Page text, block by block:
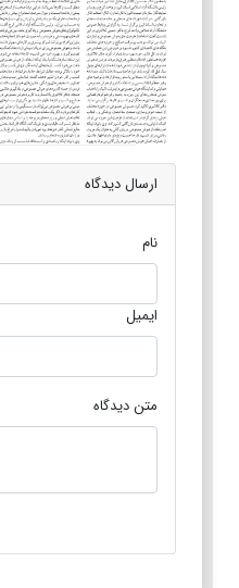
ارسال دیدگاه
نام
ایمیل
متن دیدگاه